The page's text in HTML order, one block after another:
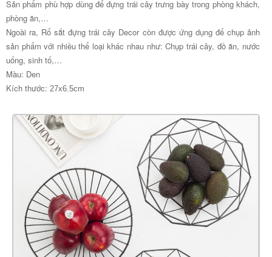
Sản phẩm phù hợp dùng để đựng trái cây trưng bày trong phòng khách,
phòng ăn,…
Ngoài ra, Rổ sắt đựng trái cây Decor còn được ứng dụng để chụp ảnh
sản phẩm với nhiều thể loại khác nhau như: Chụp trái cây, đồ ăn, nước
uống, sinh tố,…
Màu: Den
Kích thước: 27x6.5cm